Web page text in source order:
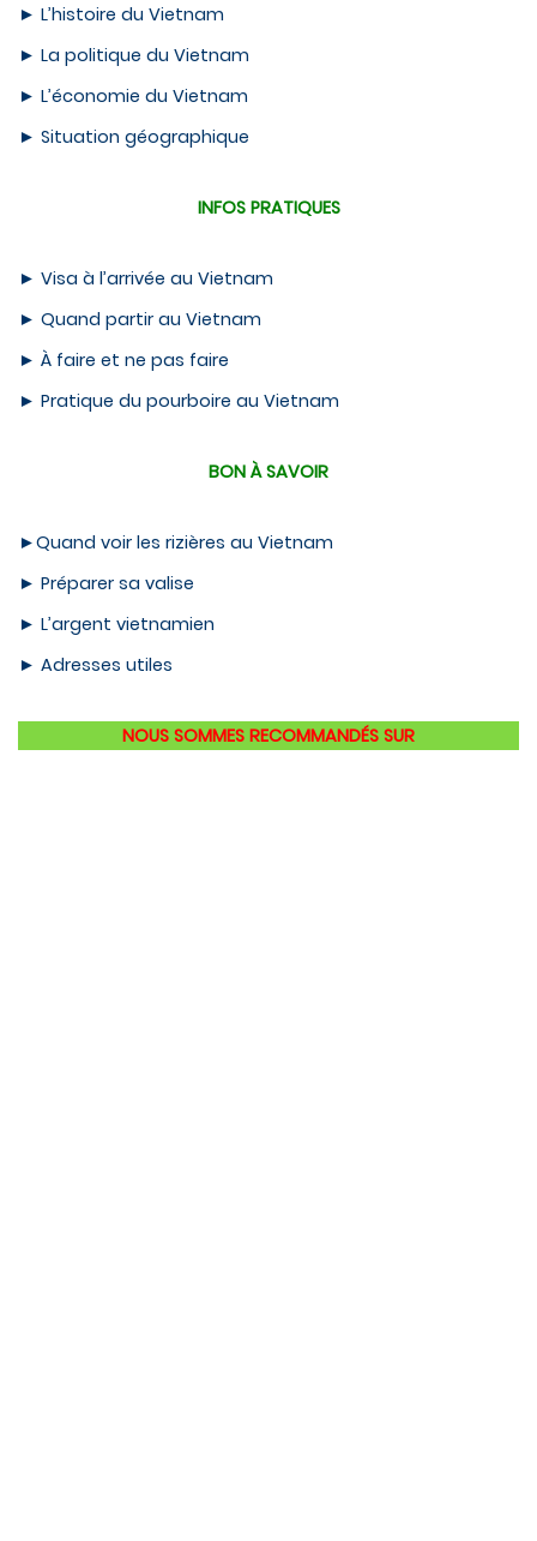
► L’histoire du Vietnam
► La politique du Vietnam
► L’économie du Vietnam
► Situation géographique
INFOS PRATIQUES
► Visa à l’arrivée au Vietnam
► Quand partir au Vietnam
► À faire et ne pas faire
► Pratique du pourboire au Vietnam
BON À SAVOIR
►Quand voir les rizières au Vietnam
► Préparer sa valise
► L’argent vietnamien
► Adresses utiles
NOUS SOMMES RECOMMANDÉS SUR